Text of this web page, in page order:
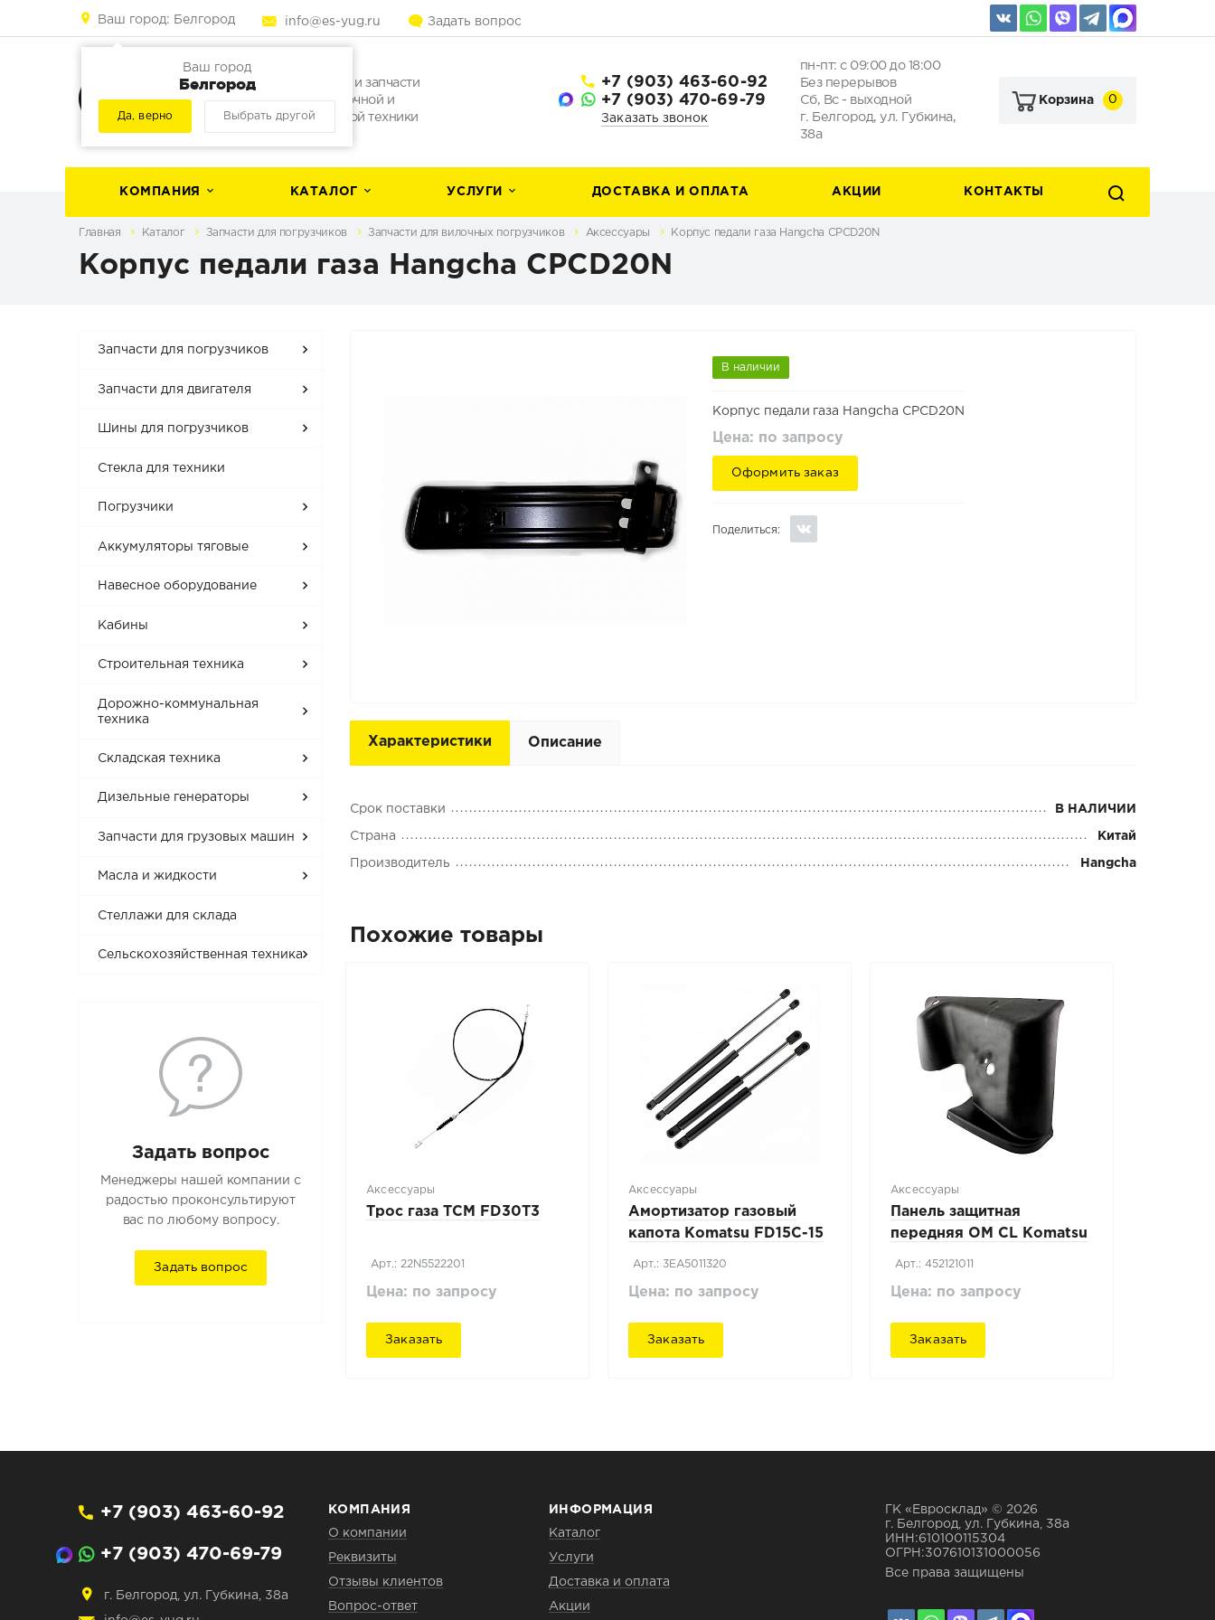
Ваш город: Белгород
Ваш город
Белгород
Да, верно Выбрать другой
info@es-yug.ru Задать вопрос
Погрузчики и запчасти
для погрузочной и
строительной техники
+7 (903) 463-60-92
+7 (903) 470-69-79
Заказать звонок
пн-пт: с 09:00 до 18:00
Без перерывов
Сб, Вс - выходной
г. Белгород, ул. Губкина,
38а
Корзина 0
КОМПАНИЯ КАТАЛОГ УСЛУГИ ДОСТАВКА И ОПЛАТА АКЦИИ КОНТАКТЫ
Главная Каталог Запчасти для погрузчиков Запчасти для вилочных погрузчиков Аксессуары Корпус педали газа Hangcha CPCD20N
Корпус педали газа Hangcha CPCD20N
Запчасти для погрузчиков
Запчасти для двигателя
Шины для погрузчиков
Стекла для техники
Погрузчики
Аккумуляторы тяговые
Навесное оборудование
Кабины
Строительная техника
Дорожно-коммунальная
техника
Складская техника
Дизельные генераторы
Запчасти для грузовых машин
Масла и жидкости
Стеллажи для склада
Сельскохозяйственная техника
Задать вопрос
Менеджеры нашей компании с
радостью проконсультируют
вас по любому вопросу.
Задать вопрос
В наличии
Корпус педали газа Hangcha CPCD20N
Цена: по запросу
Оформить заказ
Поделиться:
Характеристики Описание
Срок поставки В НАЛИЧИИ
Страна Китай
Производитель Hangcha
Похожие товары
Аксессуары
Трос газа TCM FD30T3
Арт.: 22N5522201
Цена: по запросу
Заказать
Аксессуары
Амортизатор газовый
капота Komatsu FD15C-15
Арт.: 3EA5011320
Цена: по запросу
Заказать
Аксессуары
Панель защитная
передняя OM CL Komatsu
Арт.: 452121011
Цена: по запросу
Заказать
+7 (903) 463-60-92
+7 (903) 470-69-79
г. Белгород, ул. Губкина, 38а
КОМПАНИЯ
О компании
Реквизиты
Отзывы клиентов
Вопрос-ответ
ИНФОРМАЦИЯ
Каталог
Услуги
Доставка и оплата
Акции
ГК «Евросклад» © 2026
г. Белгород, ул. Губкина, 38а
ИНН:610100115304
ОГРН:307610131000056
Все права защищены